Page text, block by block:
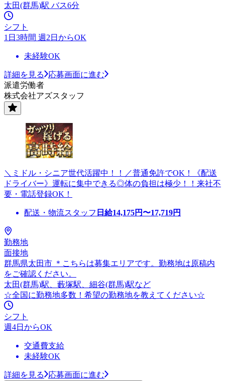
太田(群馬)駅 バス6分
シフト
1日3時間 週2日からOK
未経験OK
詳細を見る
応募画面に進む
派遣労働者
株式会社アズスタッフ
＼ミドル・シニア世代活躍中！！／普通免許でOK！《配送
ドライバー》運転に集中できる◎体の負担は極少！！来社不
要・電話登録OK！
配送・物流スタッフ 日給14,175円〜17,719円
勤務地
面接地
群馬県太田市 ＊こちらは募集エリアです。勤務地は原稿内
をご確認ください。
太田(群馬)駅、藪塚駅、細谷(群馬)駅など
☆全国に勤務地多数！希望の勤務地を教えてください☆
シフト
週4日からOK
交通費支給
未経験OK
詳細を見る 応募画面に進む